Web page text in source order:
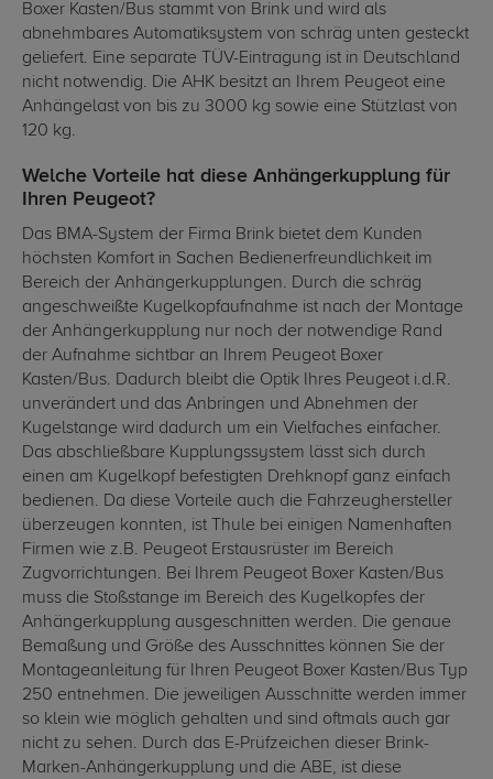
Boxer Kasten/Bus stammt von Brink und wird als
abnehmbares Automatiksystem von schräg unten gesteckt
geliefert. Eine separate TÜV-Eintragung ist in Deutschland
nicht notwendig. Die AHK besitzt an Ihrem Peugeot eine
Anhängelast von bis zu 3000 kg sowie eine Stützlast von
120 kg.
Welche Vorteile hat diese Anhängerkupplung für
Ihren Peugeot?
Das BMA-System der Firma Brink bietet dem Kunden
höchsten Komfort in Sachen Bedienerfreundlichkeit im
Bereich der Anhängerkupplungen. Durch die schräg
angeschweißte Kugelkopfaufnahme ist nach der Montage
der Anhängerkupplung nur noch der notwendige Rand
der Aufnahme sichtbar an Ihrem Peugeot Boxer
Kasten/Bus. Dadurch bleibt die Optik Ihres Peugeot i.d.R.
unverändert und das Anbringen und Abnehmen der
Kugelstange wird dadurch um ein Vielfaches einfacher.
Das abschließbare Kupplungssystem lässt sich durch
einen am Kugelkopf befestigten Drehknopf ganz einfach
bedienen. Da diese Vorteile auch die Fahrzeughersteller
überzeugen konnten, ist Thule bei einigen Namenhaften
Firmen wie z.B. Peugeot Erstausrüster im Bereich
Zugvorrichtungen. Bei Ihrem Peugeot Boxer Kasten/Bus
muss die Stoßstange im Bereich des Kugelkopfes der
Anhängerkupplung ausgeschnitten werden. Die genaue
Bemaßung und Größe des Ausschnittes können Sie der
Montageanleitung für Ihren Peugeot Boxer Kasten/Bus Typ
250 entnehmen. Die jeweiligen Ausschnitte werden immer
so klein wie möglich gehalten und sind oftmals auch gar
nicht zu sehen. Durch das E-Prüfzeichen dieser Brink-
Marken-Anhängerkupplung und die ABE, ist diese